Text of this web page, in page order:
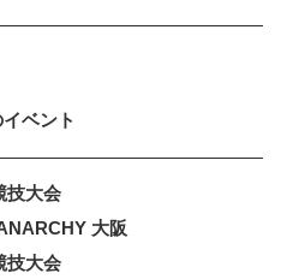
ベント
技大会
大阪
技大会